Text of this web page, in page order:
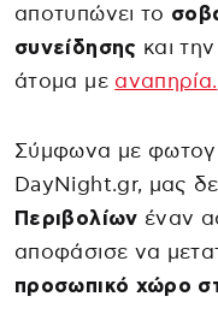
αποτυπώνει το
συνείδησης και
άτομα με αναπηρία.
Σύμφωνα με
DayNight.gr, μας
Περιβολίων έναν
αποφάσισε να
προσωπικό χώρο